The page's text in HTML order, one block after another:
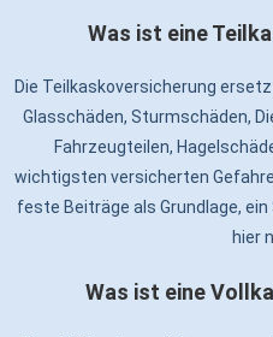
Was ist eine
Die Teilkaskoversicherung
Glasschäden, Sturmschäden,
Fahrzeugteilen,
wichtigsten versicherten
feste Beiträge als Grundlage,
hier
Was ist eine